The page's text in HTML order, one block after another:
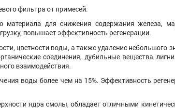
фильтра от примесей.
материала для снижения содержания железа,
повышает эффективность регенерации.
цветности воды, а также удаление небольшого
соединения, дубильные вещества
взаимодействия.
воды более чем на 15%. Эффективность
ядра смолы, обладает отличными